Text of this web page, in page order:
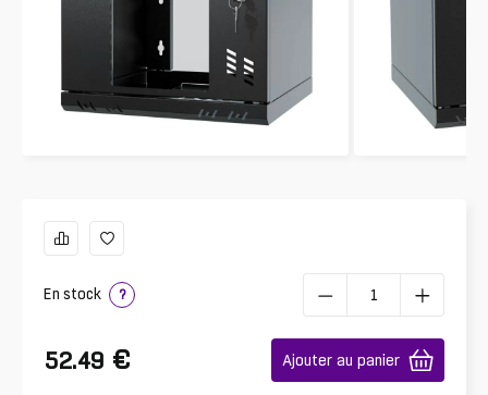
En stock ?
52.49 € Ajouter au panier